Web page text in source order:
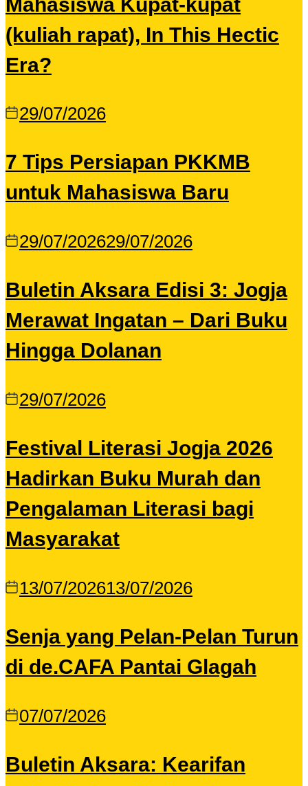
(kuliah rapat), In This Hectic
Era?
29/07/2026
7 Tips Persiapan PKKMB
untuk Mahasiswa Baru
29/07/202629/07/2026
Buletin Aksara Edisi 3: Jogja
Merawat Ingatan – Dari Buku
Hingga Dolanan
29/07/2026
Festival Literasi Jogja 2026
Hadirkan Buku Murah dan
Pengalaman Literasi bagi
Masyarakat
13/07/202613/07/2026
Senja yang Pelan-Pelan Turun
di de.CAFA Pantai Glagah
07/07/2026
Buletin Aksara: Kearifan